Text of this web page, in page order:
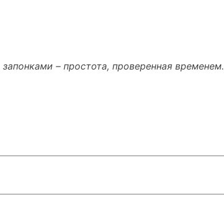
– простота, проверенная временем.